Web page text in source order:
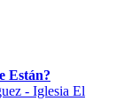
Están?